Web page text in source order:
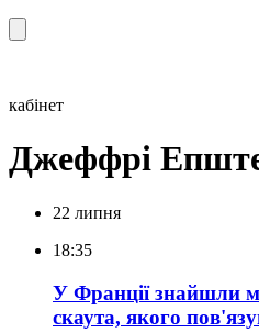
кабінет
Джеффрі
22 липня
18:35
У Франції знайшли
скаута, якого